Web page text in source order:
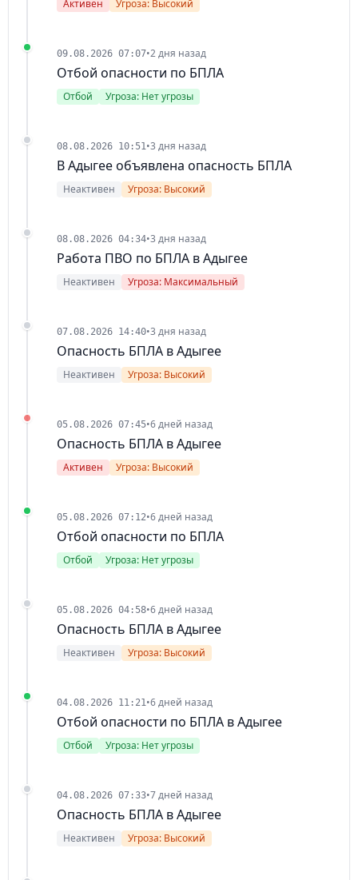
Активен Угроза: Высокий
09.08.2026 07:07•2 дня назад
Отбой опасности по БПЛА
Отбой Угроза: Нет угрозы
08.08.2026 10:51•3 дня назад
В Адыгее объявлена опасность БПЛА
Неактивен Угроза: Высокий
08.08.2026 04:34•3 дня назад
Работа ПВО по БПЛА в Адыгее
Неактивен Угроза: Максимальный
07.08.2026 14:40•3 дня назад
Опасность БПЛА в Адыгее
Неактивен Угроза: Высокий
05.08.2026 07:45•6 дней назад
Опасность БПЛА в Адыгее
Активен Угроза: Высокий
05.08.2026 07:12•6 дней назад
Отбой опасности по БПЛА
Отбой Угроза: Нет угрозы
05.08.2026 04:58•6 дней назад
Опасность БПЛА в Адыгее
Неактивен Угроза: Высокий
04.08.2026 11:21•6 дней назад
Отбой опасности по БПЛА в Адыгее
Отбой Угроза: Нет угрозы
04.08.2026 07:33•7 дней назад
Опасность БПЛА в Адыгее
Неактивен Угроза: Высокий